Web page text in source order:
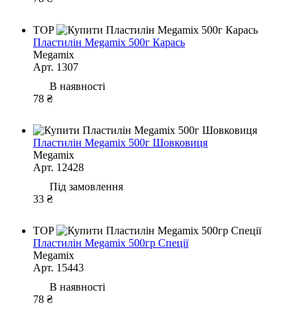
TOP
Пластилін Megamix 500г Карась
Megamix
Арт. 1307
В наявності
78 ₴
Пластилін Megamix 500г Шовковиця
Megamix
Арт. 12428
Під замовлення
33 ₴
TOP
Пластилін Megamix 500гр Спеції
Megamix
Арт. 15443
В наявності
78 ₴